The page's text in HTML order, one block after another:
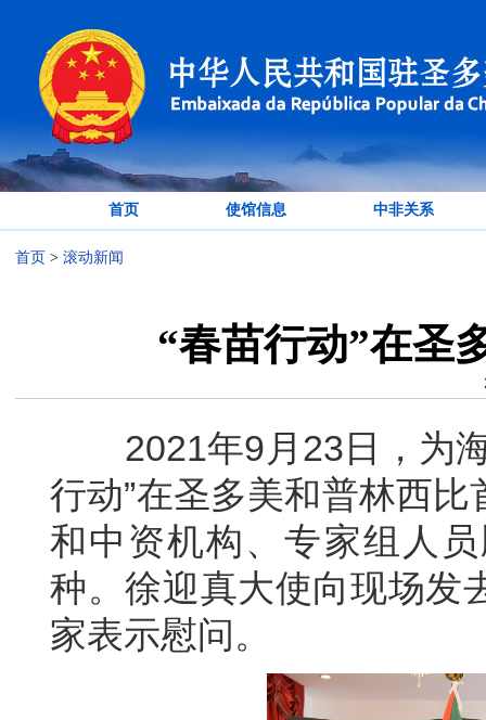
首页 使馆信息 中非关系
首页 > 滚动新闻
“春苗行动”在圣
2021年9月23日，为海
行动”在圣多美和普林西
和中资机构、专家组人
种。徐迎真大使向现场发
家表示慰问。